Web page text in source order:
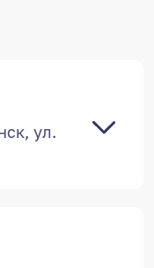
ул.